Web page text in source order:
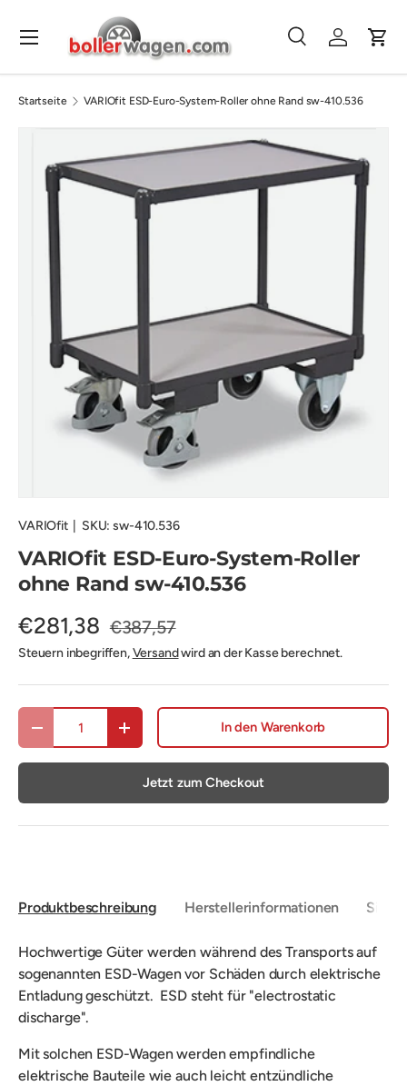
Direkt zum Inhalt
Suchen
SucheEinloggen
Menü
Startseite VARIOfit ESD-Euro-System-Roller ohne Rand sw-410.536
VARIOfit| SKU: sw-410.536
VARIOfit ESD-Euro-System-Roller
ohne Rand sw-410.536
€281,38 €387,57
Steuern inbegriffen,Versandwird an der Kasse berechnet.
Menge verringernMenge erhöhen In den Warenkorb
Jetzt zum Checkout
Produktbeschreibung Herstellerinformationen
Hochwertige Güter werden während des Transports auf
sogenannten ESD-Wagen vor Schäden durch elektrische
Entladung geschützt. ESD steht für "electrostatic
discharge".
Mitsolchen ESD-Wagen werden empfindliche
elektrische Bauteile wie auch leicht entzündliche